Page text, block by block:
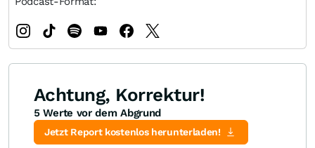
Achtung, Korrektur!
5 Werte vor dem Abgrund
Jetzt Report kostenlos herunterladen!